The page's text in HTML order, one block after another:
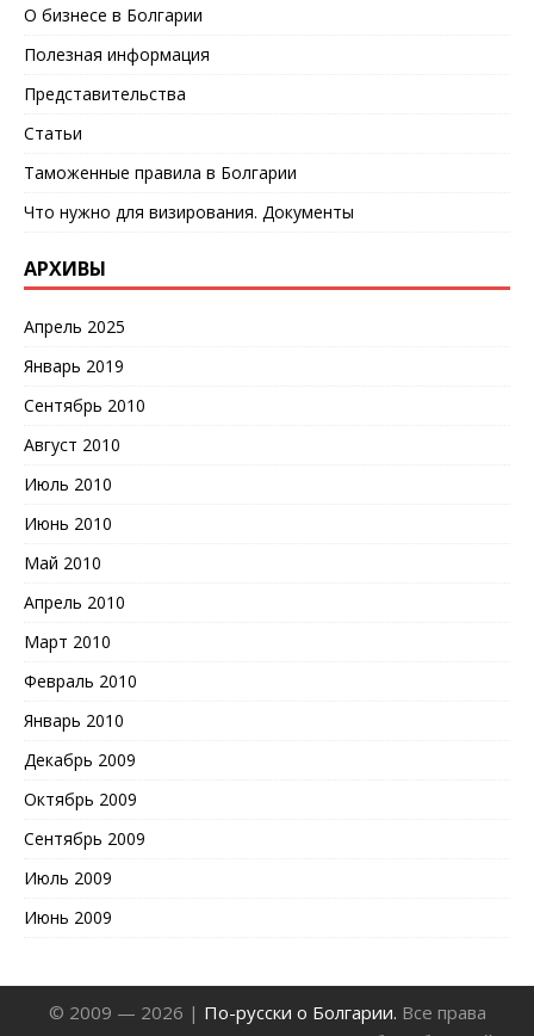
О бизнесе в Болгарии
Полезная информация
Представительства
Статьи
Таможенные правила в Болгарии
Что нужно для визирования. Документы
АРХИВЫ
Апрель 2025
Январь 2019
Сентябрь 2010
Август 2010
Июль 2010
Июнь 2010
Май 2010
Апрель 2010
Март 2010
Февраль 2010
Январь 2010
Декабрь 2009
Октябрь 2009
Сентябрь 2009
Июль 2009
Июнь 2009
© 2009 — 2026 | По-русски о Болгарии. Все права